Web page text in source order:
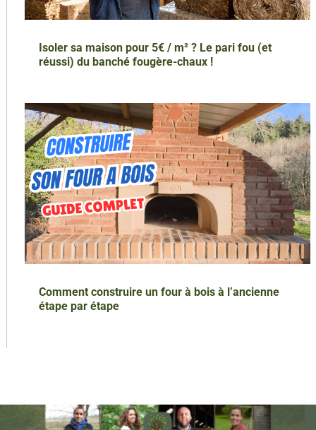
Isoler sa maison pour 5€ / m² ? Le pari fou (et
réussi) du banché fougère-chaux !
Comment construire un four à bois à l’ancienne
étape par étape